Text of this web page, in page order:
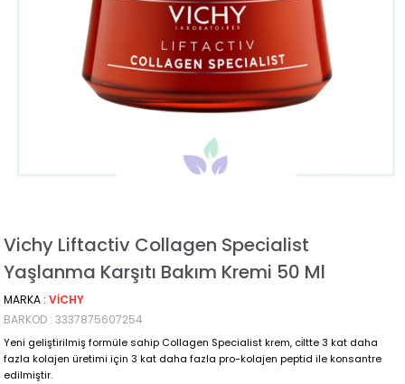
Vichy Liftactiv Collagen Specialist
Yaşlanma Karşıtı Bakım Kremi 50 Ml
MARKA : VICHY
BARKOD : 3337875607254
Yeni geliştirilmiş formüle sahip Collagen Specialist krem, ci̇ltte 3 kat daha
fazla kolajen üretimi için 3 kat daha fazla pro-kolajen peptid ile konsantre
edilmiştir.